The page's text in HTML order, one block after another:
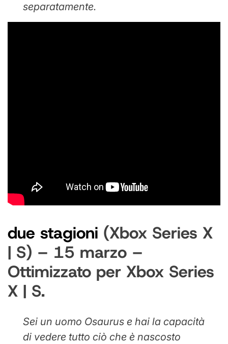
separatamente.
due stagioni (Xbox Series X
| S) – 15 marzo –
Ottimizzato per Xbox Series
X | S.
Sei un uomo Osaurus e hai la capacità
di vedere tutto ciò che è nascosto